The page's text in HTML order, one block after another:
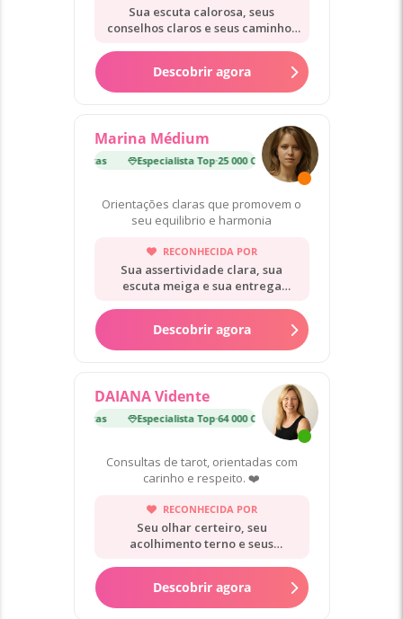
Sua escuta calorosa, seus
conselhos claros e seus caminhos
Descobrir agora
Marina Médium
Especialista Top· 25 000 Consultas
Orientações claras que promovem o
seu equilibrio e harmonia
RECONHECIDA POR
Sua assertividade clara, sua
escuta meiga e sua entrega
Descobrir agora
DAIANA Vidente
Especialista Top· 64 000 Consultas
Consultas de tarot, orientadas com
carinho e respeito. ❤️
RECONHECIDA POR
Seu olhar certeiro, seu
acolhimento terno e seus
Descobrir agora